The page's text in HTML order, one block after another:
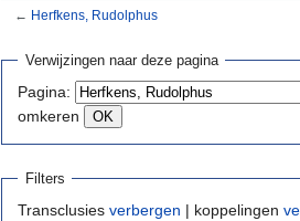
← Herfkens, Rudolphus
Verwijzingen naar deze pagina
Pagina:
omkeren
Filters
Transclusies verbergen | koppelingen